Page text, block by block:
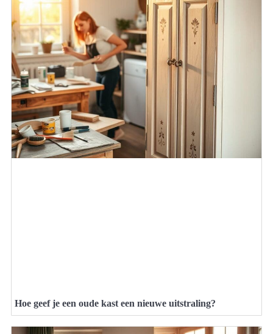
Hoe geef je een oude kast een nieuwe uitstraling?